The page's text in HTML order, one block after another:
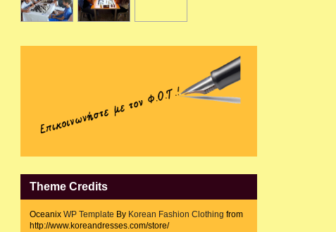
Theme Credits
OceanixWP Template By Korean Fashion Clothing from
http://www.koreandresses.com/store/